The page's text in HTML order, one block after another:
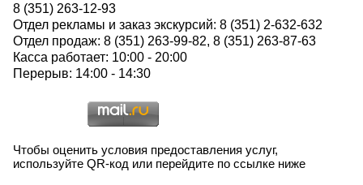
8 (351) 263-12-93
Отдел рекламы и заказ экскурсий: 8 (351) 2-632-632
Отдел продаж: 8 (351) 263-99-82, 8 (351) 263-87-63
Касса работает: 10:00 - 20:00
Перерыв: 14:00 - 14:30
Чтобы оценить условия предоставления услуг,
используйте QR-код или перейдите по ссылке ниже